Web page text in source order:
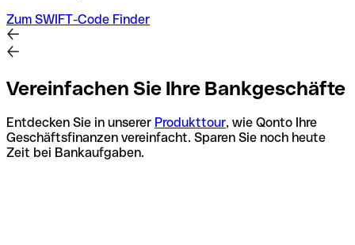
Zum SWIFT-Code Finder
Vereinfachen Sie Ihre Bankgeschäfte
Entdecken Sie in unserer Produkttour, wie Qonto Ihre
Geschäftsfinanzen vereinfacht. Sparen Sie noch heute
Zeit bei Bankaufgaben.